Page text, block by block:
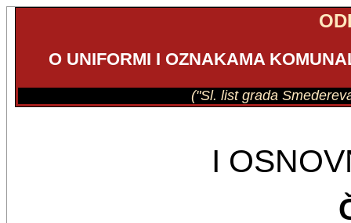
O UNIFORMI I OZNAKAMA
("Sl. list grada
I